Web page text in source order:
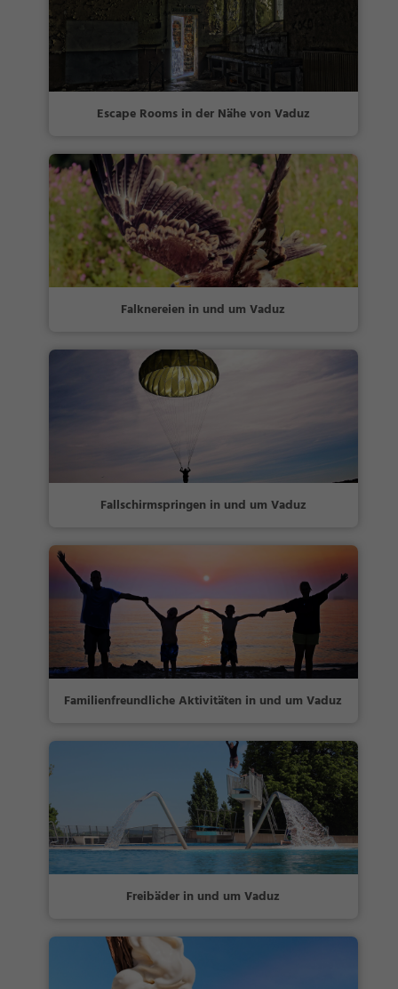
Escape Rooms in der Nähe von Vaduz
Falknereien in und um Vaduz
Fallschirmspringen in und um Vaduz
Familienfreundliche Aktivitäten in und um Vaduz
Freibäder in und um Vaduz